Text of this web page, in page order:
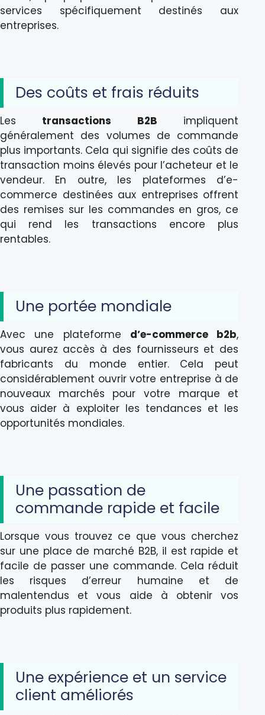
services spécifiquement destinés aux
entreprises.
Des coûts et frais réduits
Les transactions B2B impliquent
généralement des volumes de commande
plus importants. Cela qui signifie des coûts de
transaction moins élevés pour l’acheteur et le
vendeur. En outre, les plateformes d’e-
commerce destinées aux entreprises offrent
des remises sur les commandes en gros, ce
qui rend les transactions encore plus
rentables.
Une portée mondiale
Avec une plateforme d’e-commerce b2b,
vous aurez accès à des fournisseurs et des
fabricants du monde entier. Cela peut
considérablement ouvrir votre entreprise à de
nouveaux marchés pour votre marque et
vous aider à exploiter les tendances et les
opportunités mondiales.
Une passation de
commande rapide et facile
Lorsque vous trouvez ce que vous cherchez
sur une place de marché B2B, il est rapide et
facile de passer une commande. Cela réduit
les risques d’erreur humaine et de
malentendus et vous aide à obtenir vos
produits plus rapidement.
Une expérience et un service
client améliorés